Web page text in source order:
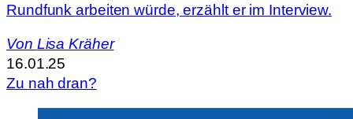
Rundfunk arbeiten würde, erzählt er im Interview.
Von Lisa Kräher
16.01.25
Zu nah dran?